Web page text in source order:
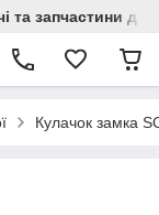
та запчастини
Кулачок замка